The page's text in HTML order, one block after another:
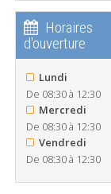
Horaires
d'ouverture
Lundi
De 08:30 à 12:30
Mercredi
De 08:30 à 12:30
Vendredi
De 08:30 à 12:30